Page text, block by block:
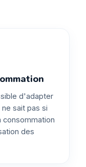
d'adapter
sait pas si
consommation
des